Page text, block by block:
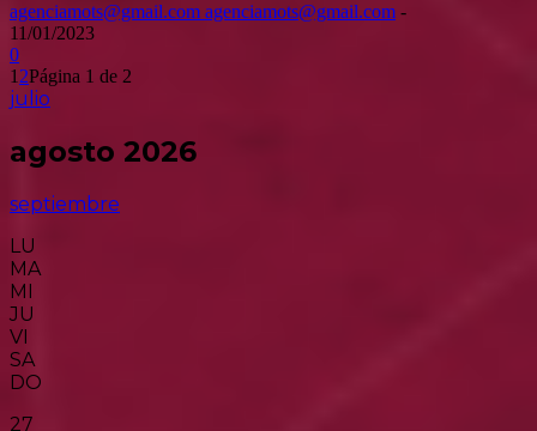
agenciamots@gmail.com agenciamots@gmail.com -
11/01/2023
0
1 2Página 1 de 2
julio
agosto 2026
septiembre
LU
MA
MI
JU
VI
SA
DO
27